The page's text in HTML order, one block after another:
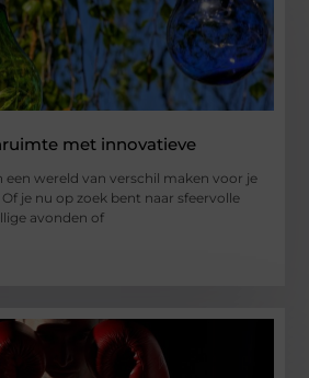
met innovatieve
wereld van verschil maken voor je
je nu op zoek bent naar sfeervolle
avonden of